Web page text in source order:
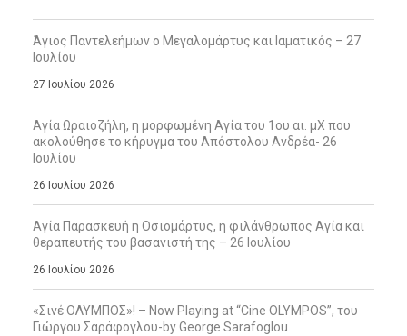
Άγιος Παντελεήμων ο Μεγαλομάρτυς και Ιαματικός – 27
Ιουλίου
27 Ιουλίου 2026
Αγία Ωραιοζήλη, η μορφωμένη Αγία του 1ου αι. μΧ που
ακολούθησε το κήρυγμα του Απόστολου Ανδρέα- 26
Ιουλίου
26 Ιουλίου 2026
Αγία Παρασκευή η Οσιομάρτυς, η φιλάνθρωπος Αγία και
θεραπευτής του βασανιστή της – 26 Ιουλίου
26 Ιουλίου 2026
«Σινέ ΟΛΥΜΠΟΣ»! – Now Playing at “Cine OLYMPOS”, του
Γιώργου Σαράφογλου-by George Sarafoglou